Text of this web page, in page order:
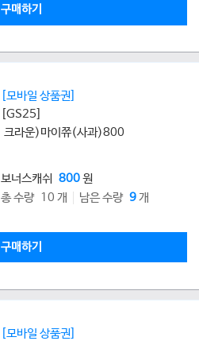
구매하기
[모바일 상품권]
[GS25]
크라운)마이쮸(사과)800
보너스캐쉬 800원
총 수량 10 개
남은 수량 9개
구매하기
[모바일 상품권]